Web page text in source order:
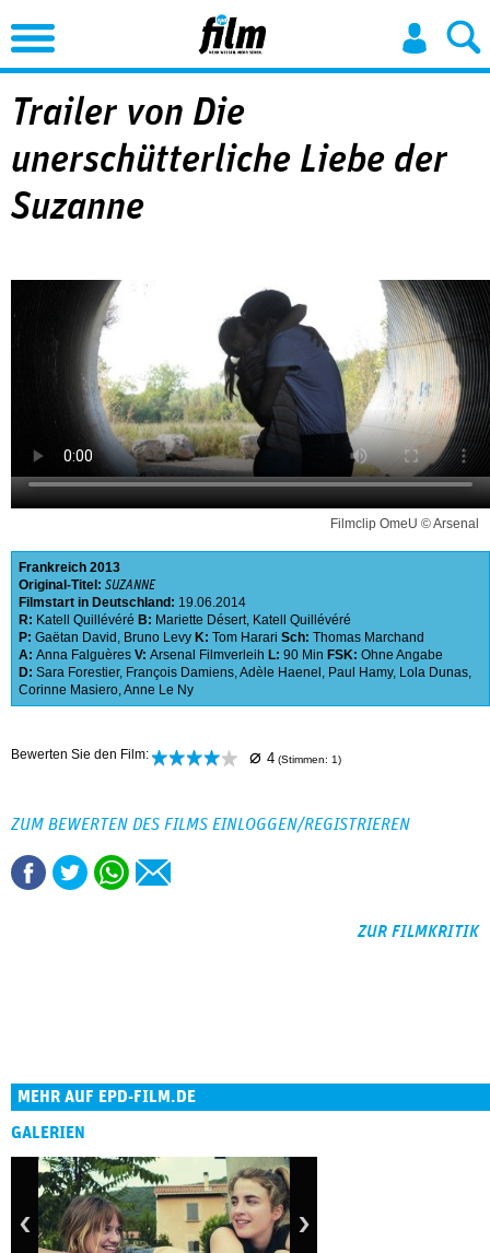
Jump to Navigation
Trailer von Die
unerschütterliche Liebe der
Suzanne
Filmclip OmeU © Arsenal
Frankreich 2013
Original-Titel: SUZANNE
Filmstart in Deutschland: 19.06.2014
R: Katell Quillévéré B: Mariette Désert, Katell Quillévéré
P: Gaëtan David , Bruno Levy K: Tom Harari Sch: Thomas Marchand
A: Anna Falguères V: Arsenal Filmverleih L: 90 Min FSK: Ohne Angabe
D: Sara Forestier, François Damiens,Adèle Haenel , Paul Hamy, Lola Dunas,
Corinne Masiero,Anne Le Ny
Bewerten Sie den Film: ⌀ 4 (Stimmen: 1)
ZUM BEWERTEN DES FILMS EINLOGGEN/REGISTRIEREN
ZUR FILMKRITIK
MEHR AUF EPD-FILM.DE
GALERIEN